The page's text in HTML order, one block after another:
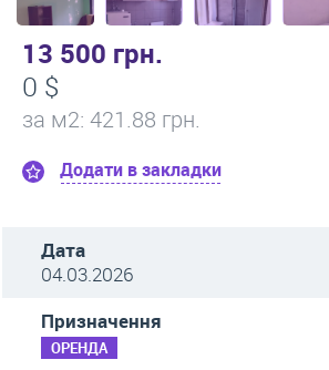
13 500 грн.
0 $
за м2: 421.88 грн.
Додати в закладки
Дата
04.03.2026
Призначення
ОРЕНДА